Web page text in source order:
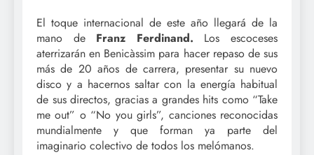
El toque internacional de este año llegará de la
mano de Franz Ferdinand. Los escoceses
aterrizarán en Benicàssim para hacer repaso de sus
más de 20 años de carrera, presentar su nuevo
disco y a hacernos saltar con la energía habitual
de sus directos, gracias a grandes hits como “Take
me out” o “No you girls”, canciones reconocidas
mundialmente y que forman ya parte del
imaginario colectivo de todos los melómanos.